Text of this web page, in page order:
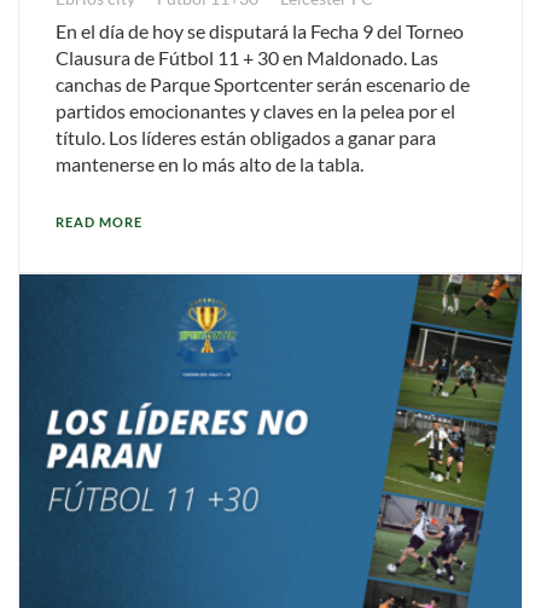
En el día de hoy se disputará la Fecha 9 del Torneo
Clausura de Fútbol 11 + 30 en Maldonado. Las
canchas de Parque Sportcenter serán escenario de
partidos emocionantes y claves en la pelea por el
título. Los líderes están obligados a ganar para
mantenerse en lo más alto de la tabla.
READ MORE